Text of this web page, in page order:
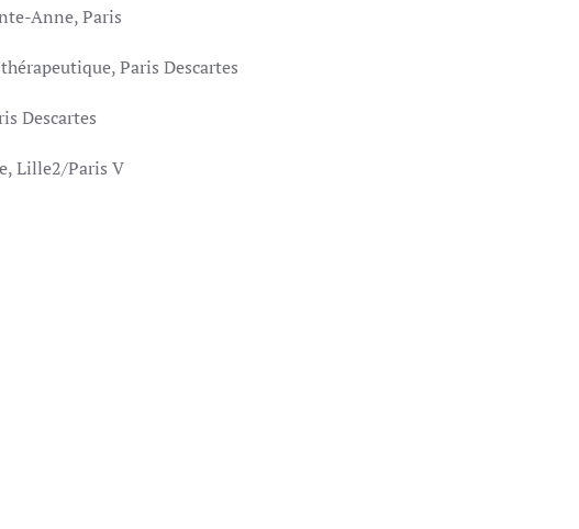
Anne, Paris
Paris Descartes
Descartes
Lille2/Paris V